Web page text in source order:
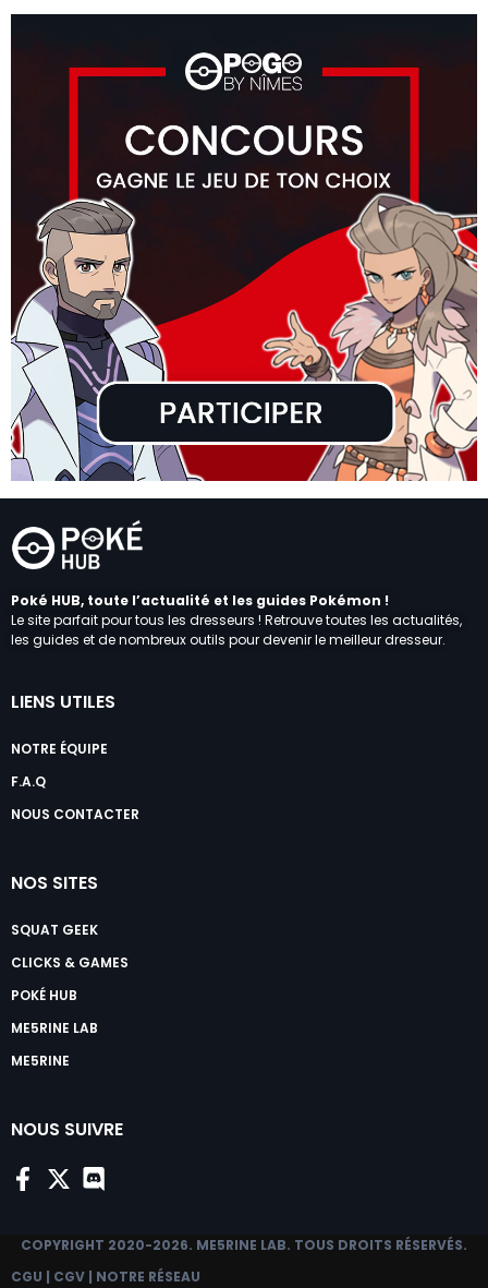
Poké HUB, toute l’actualité et les guides Pokémon !
Le site parfait pour tous les dresseurs ! Retrouve toutes les actualités,
les guides et de nombreux outils pour devenir le meilleur dresseur.
LIENS UTILES
NOTRE ÉQUIPE
F.A.Q
NOUS CONTACTER
NOS SITES
SQUAT GEEK
CLICKS & GAMES
POKÉ HUB
ME5RINE LAB
ME5RINE
NOUS SUIVRE
COPYRIGHT 2020-2026. ME5RINE LAB. TOUS DROITS RÉSERVÉS.
CGU | CGV | NOTRE RÉSEAU